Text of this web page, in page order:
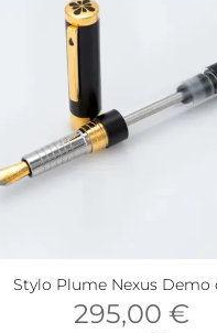
Stylo Plume Nexus Demo
295,00€